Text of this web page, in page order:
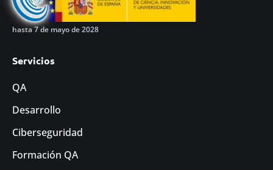
hasta 7 de mayo de 2028
Servicios
QA
Desarrollo
Ciberseguridad
Formación QA